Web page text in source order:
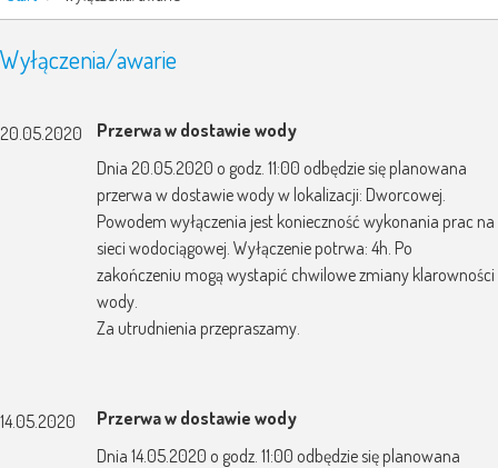
Wyłączenia/awarie
20.05.2020
Przerwa w dostawie wody
Dnia 20.05.2020 o godz. 11:00 odbędzie się planowana
przerwa w dostawie wody w lokalizacji: Dworcowej.
Powodem wyłączenia jest konieczność wykonania prac na
sieci wodociągowej. Wyłączenie potrwa: 4h. Po
zakończeniu mogą wystapić chwilowe zmiany klarowności
wody.
Za utrudnienia przepraszamy.
14.05.2020
Przerwa w dostawie wody
Dnia 14.05.2020 o godz. 11:00 odbędzie się planowana